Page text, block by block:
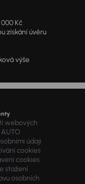
Kč
získání úvěru
výše
webových
údaji
cookies
cookies
stažení
osobních